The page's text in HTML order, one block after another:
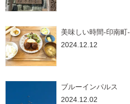
美味しい時間-印南町-
2024.12.12
ブルーインパルス
2024.12.02